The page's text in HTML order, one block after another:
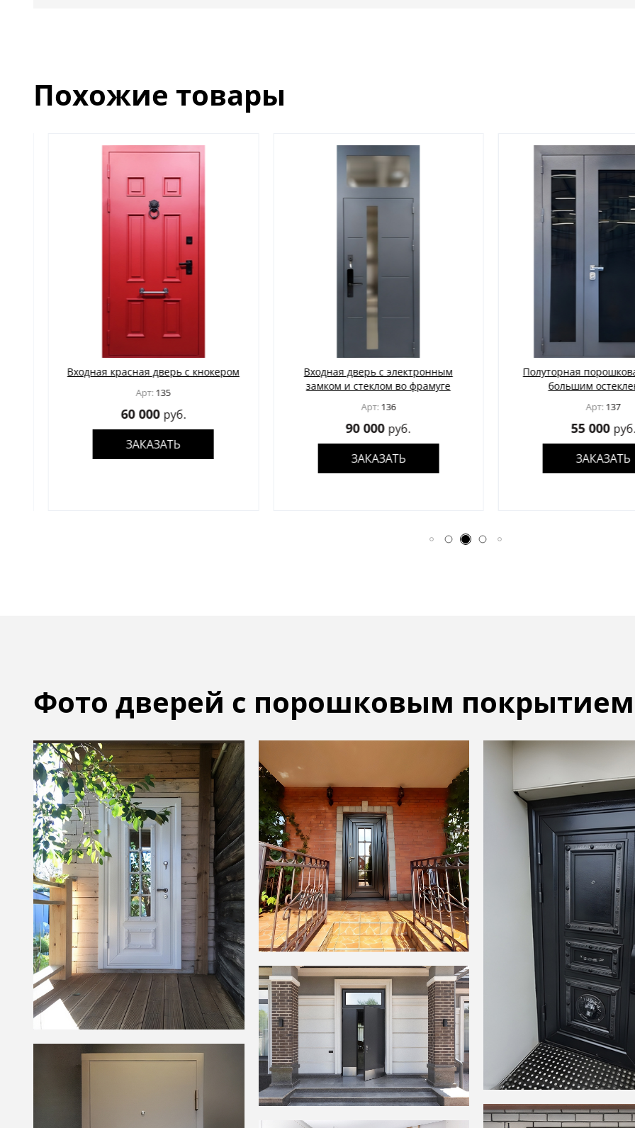
Похожие товары
Входная красная дверь с кнокером
Арт:135
60 000руб.
ЗАКАЗАТЬ
Входная дверь с электронным
замком и стеклом во фрамуге
Арт:136
90 000руб.
ЗАКАЗАТЬ
Полуторная порошковая
большим
Арт:137
55 000руб.
ЗАКАЗАТЬ
Фото дверей с порошковым покрытием